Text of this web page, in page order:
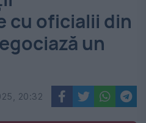
cu oficialii din
un
20:32